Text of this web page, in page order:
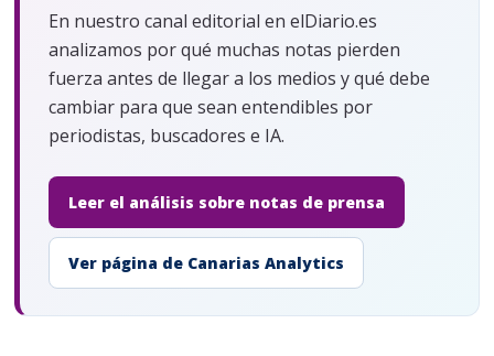
En nuestro canal editorial en elDiario.es
analizamos por qué muchas notas pierden
fuerza antes de llegar a los medios y qué debe
cambiar para que sean entendibles por
periodistas, buscadores e IA.
Leer el análisis sobre notas de prensa
Ver página de Canarias Analytics